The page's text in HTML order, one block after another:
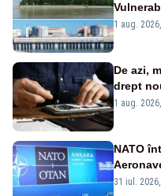
în
1 aug.
De azi,
drept
un
1 aug.
NATO
și
31 iul.